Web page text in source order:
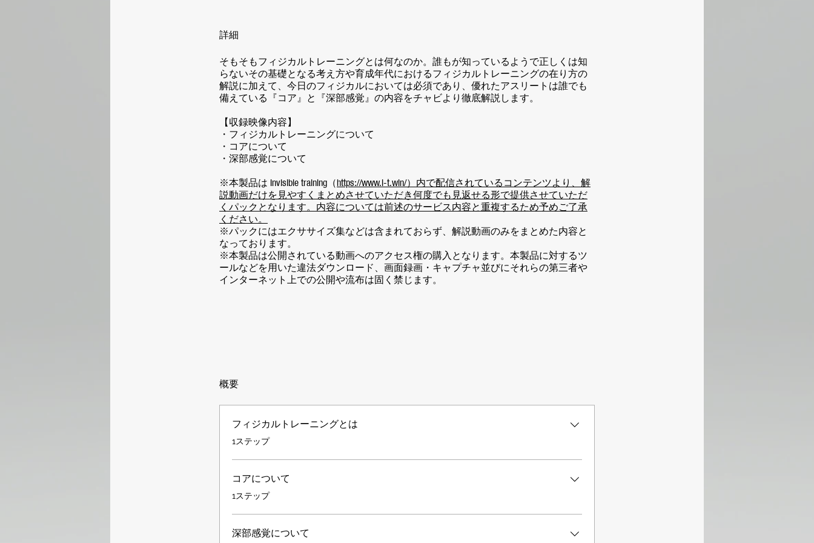
詳細
そもそもフィジカルトレーニングとは何なのか。誰もが知っているようで正しくは知
らないその基礎となる考え方や育成年代におけるフィジカルトレーニングの在り方の
解説に加えて、今日のフィジカルにおいては必須であり、優れたアスリートは誰でも
備えている『コア』と『深部感覚』の内容をチャビより徹底解説します。
【収録映像内容】
・フィジカルトレーニングについて
・コアについて
・深部感覚について
※本製品は Invisible training（https://www.i-t.win/）内で配信されているコンテンツより、解
説動画だけを見やすくまとめさせていただき何度でも見返せる形で提供させていただ
くパックとなります。内容については前述のサービス内容と重複するため予めご了承
ください。
※パックにはエクササイズ集などは含まれておらず、解説動画のみをまとめた内容と
なっております。
※本製品は公開されている動画へのアクセス権の購入となります。本製品に対するツ
ールなどを用いた違法ダウンロード、画面録画・キャプチャ並びにそれらの第三者や
インターネット上での公開や流布は固く禁じます。
概要
フィジカルトレーニングとは
.1ステップ
コアについて
.1ステップ
深部感覚について